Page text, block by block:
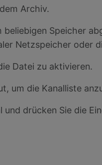
Archiv.
Speicher
Netzspeicher oder
Datei zu aktivieren.
um die Kanalliste
und drücken Sie die